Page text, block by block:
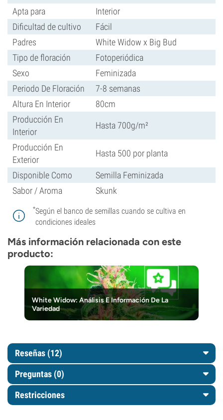
Apta para
Interior
Dificultad de cultivo
Fácil
Padres
White Widow x Big Bud
Tipo de floración
Fotoperiódica
Sexo
Feminizada
Periodo De Floración
7-8 semanas
Altura En Interior
80cm
Producción En
Interior
Hasta 700g/m²
Producción En
Exterior
Hasta 500 por planta
Disponible Como
Semilla Feminizada
Sabor / Aroma
Skunk
*Según el banco de semillas cuando se cultiva en
condiciones ideales
Más información relacionada con este
producto:
White Widow: Análisis E Información De La
Variedad
Reseñas (12)
Preguntas (0)
Restricciones